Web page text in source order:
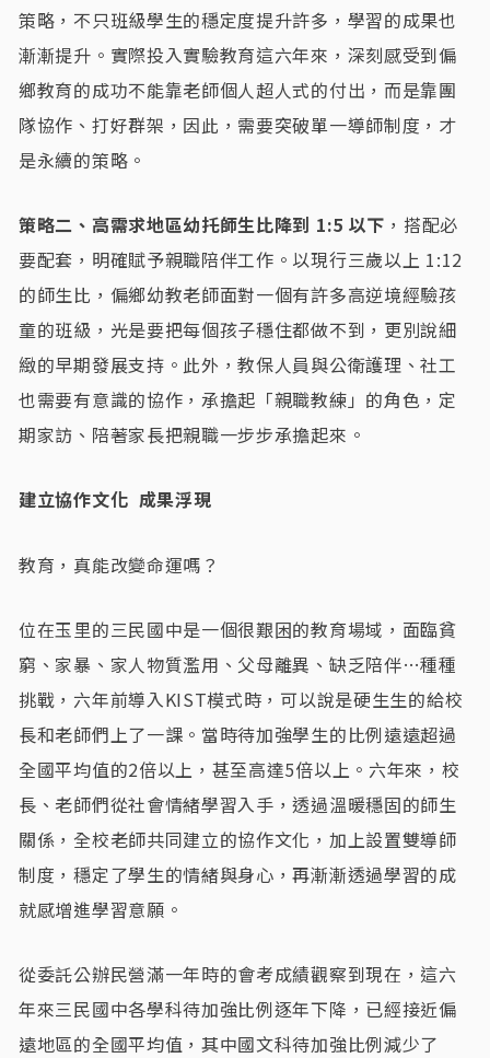
策略，不只班級學生的穩定度提升許多，學習的成果也
漸漸提升。實際投入實驗教育這六年來，深刻感受到偏
鄉教育的成功不能靠老師個人超人式的付出，而是靠團
隊協作、打好群架，因此，需要突破單一導師制度，才
是永續的策略。
策略二、高需求地區幼托師生比降到 1:5 以下 ，搭配必
要配套，明確賦予親職陪伴工作。以現行三歲以上 1:12
的師生比，偏鄉幼教老師面對一個有許多高逆境經驗孩
童的班級，光是要把每個孩子穩住都做不到，更別說細
緻的早期發展支持。此外，教保人員與公衛護理、社工
也需要有意識的協作，承擔起「親職教練」的角色，定
期家訪、陪著家長把親職一步步承擔起來。
建立協作文化 成果浮現
教育，真能改變命運嗎？
位在玉里的三民國中是一個很艱困的教育場域，面臨貧
窮、家暴、家人物質濫用、父母離異、缺乏陪伴…種種
挑戰，六年前導入KIST模式時，可以說是硬生生的給校
長和老師們上了一課。當時待加強學生的比例遠遠超過
全國平均值的2倍以上，甚至高達5倍以上。六年來，校
長、老師們從社會情緒學習入手，透過溫暖穩固的師生
關係，全校老師共同建立的協作文化，加上設置雙導師
制度，穩定了學生的情緒與身心，再漸漸透過學習的成
就感增進學習意願。
從委託公辦民營滿一年時的會考成績觀察到現在，這六
年來三民國中各學科待加強比例逐年下降，已經接近偏
遠地區的全國平均值，其中國文科待加強比例減少了